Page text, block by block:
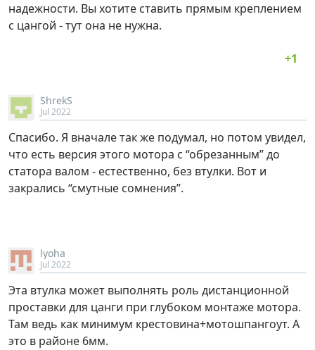
надежности. Вы хотите ставить прямым креплением
с цангой - тут она не нужна.
ShrekS
Jul 2022
Спасибо. Я вначале так же подумал, но потом увидел,
что есть версия этого мотора с “обрезанным” до
статора валом - естественно, без втулки. Вот и
закрались “смутные сомнения”.
lyoha
Jul 2022
Эта втулка может выполнять роль дистанционной
проставки для цанги при глубоком монтаже мотора.
Там ведь как минимум крестовина+мотошпангоут. А
это в районе 6мм.